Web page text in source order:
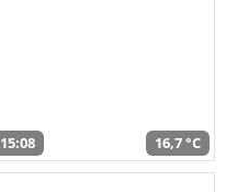
15:08 16,7 °C